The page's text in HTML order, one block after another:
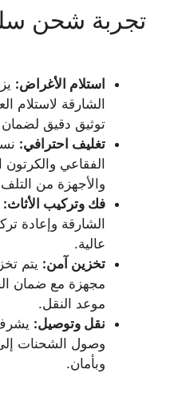
تجربة شحن
استلام الأغراض:
الشارقة لاستلام
توثيق دقيق لضمان
تغليف احترافي:
الفقاعي والكرتون
والأجهزة من التلف
فك وتركيب الأثاث:
الشارقة وإعادة
عالية.
تخزين آمن: يتم
مجهزة مع ضمان
موعد النقل.
نقل وتوصيل:
وصول الشحنات
وبأمان.